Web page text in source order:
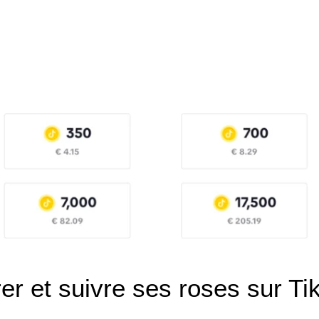
et suivre ses roses sur